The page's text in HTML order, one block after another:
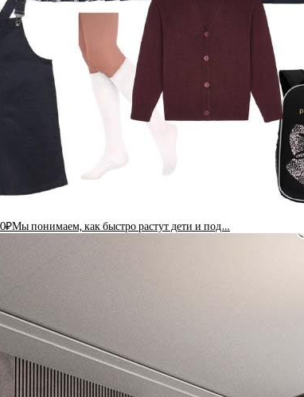
понимаем, как быстро растут дети и под…